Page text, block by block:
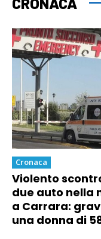
Cronaca
Violento
due auto nella
a Carrara:
una donna di